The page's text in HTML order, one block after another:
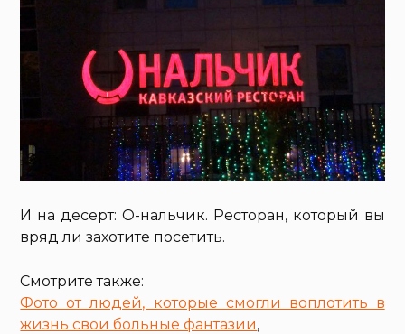
И на десерт: О-нальчик. Ресторан, который вы
вряд ли захотите посетить.
Смотрите также:
Фото от людей, которые смогли воплотить в
жизнь свои больные фантазии,